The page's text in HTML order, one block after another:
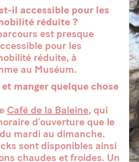
il accessible pour les
réduite ?
est presque
pour les
réduite, à
au Muséum.
manger quelque chose
Café de la Baleine, qui
d’ouverture que le
mardi au dimanche.
sont disponibles ainsi
chaudes et froides. Un